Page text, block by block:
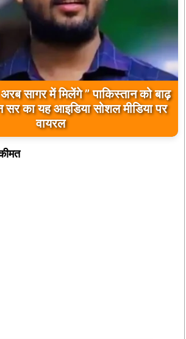
सिंधु नदी और भारत को लेकर दिए गए
के केंद्रीय मंत्रियों की कड़ी प्रतिक्रिया